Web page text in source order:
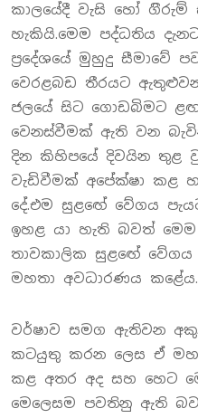
කාලයේදී වැසි හෝ
හැකියි.මෙම පද්ධතිය
ප්‍රදේශයේ මුහුදු සීමාවේ
වෙරළබඩ තීරයට
ජලයේ සිට ගොඩබිමට
වෙනස්වීමක් ඇති වන
දින කිහිපයේ දිවයින තුළ
වැඩිවීමක් අපේක්ෂා කළ
දේ.එම සුළඟේ වේගය
ඉහළ යා හැති බවත්
තාවකාලික සුළඟේ
මහතා අවධාරණය කළේය.
වර්ෂාව සමග ඇතිවන
කටයුතු කරන ලෙස ඒ
කළ අතර අද සහ හෙට
මෙලෙසම පවතිනු ඇති